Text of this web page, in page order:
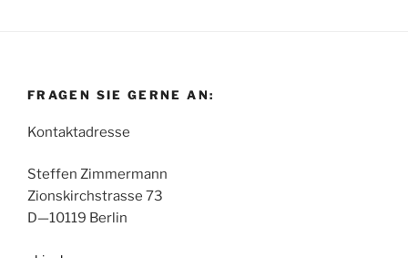
FRAGEN SIE GERNE AN:
Kontaktadresse
Steffen Zimmermann
Zionskirchstrasse 73
D—10119 Berlin